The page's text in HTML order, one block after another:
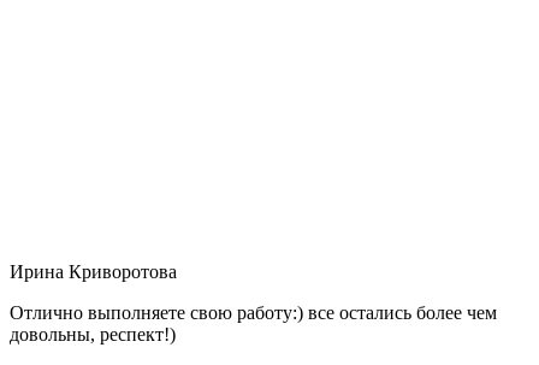
Ирина Криворотова
Отлично выполняете свою работу:) все остались более чем
довольны, респект!)